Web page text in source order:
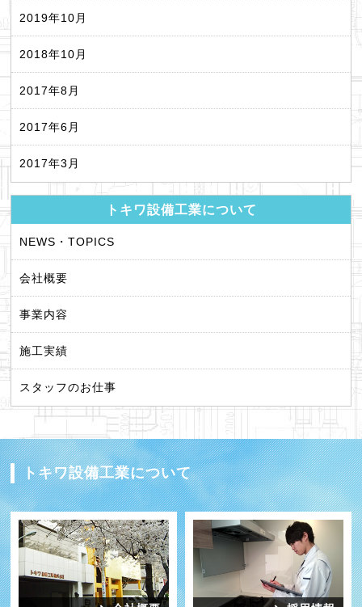
2019年10月
2018年10月
2017年8月
2017年6月
2017年3月
トキワ設備工業について
NEWS・TOPICS
会社概要
事業内容
施工実績
スタッフのお仕事
トキワ設備工業について